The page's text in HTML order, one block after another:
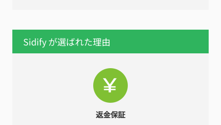
Sidify が選ばれた理由
返金保証